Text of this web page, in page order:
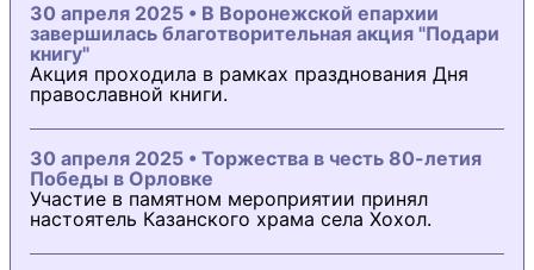
30 апреля 2025 • В Воронежской епархии
завершилась благотворительная акция "Подари
книгу"
Акция проходила в рамках празднования Дня
православной книги.
30 апреля 2025 • Торжества в честь 80-летия
Победы в Орловке
Участие в памятном мероприятии принял
настоятель Казанского храма села Хохол.